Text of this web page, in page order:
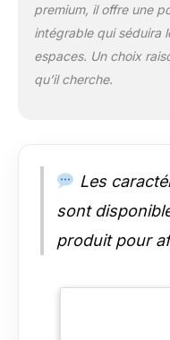
premium, il offre une
intégrable qui séduira
espaces. Un choix
qu’il cherche.
Les
sont
produit pour